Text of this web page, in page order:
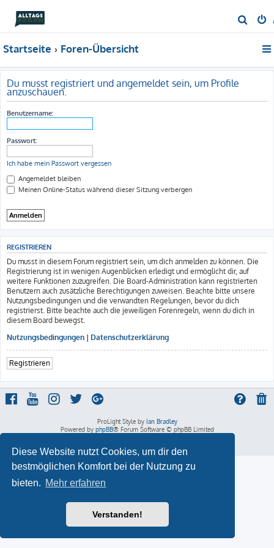
Diese Website nutzt Cookies, um dir den
bestmöglichen Komfort bei der Nutzung zu
bieten. Mehr erfahren
Verstanden!
u
Startseite Foren-Übersicht
Du musst registriert und angemeldet sein, um Profile
anzuschauen.
Benutzername:
Passwort:
Ich habe mein Passwort vergessen
Angemeldet bleiben
Meinen Online-Status während dieser Sitzung verbergen
REGISTRIEREN
Du musst in diesem Forum registriert sein, um dich anmelden zu können. Die
Registrierung ist in wenigen Augenblicken erledigt und ermöglicht dir, auf
weitere Funktionen zuzugreifen. Die Board-Administration kann registrierten
Benutzern auch zusätzliche Berechtigungen zuweisen. Beachte bitte unsere
Nutzungsbedingungen und die verwandten Regelungen, bevor du dich
registrierst. Bitte beachte auch die jeweiligen Forenregeln, wenn du dich in
diesem Board bewegst.
Nutzungsbedingungen | Datenschutzerklärung
Registrieren
ProLight Style by Ian Bradley
Powered by phpBB® Forum Software © phpBB Limited